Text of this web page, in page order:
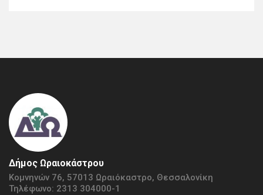
Δήμος Ωραιοκάστρου
Κομνηνών 76, 57013 Ωραιόκαστρο, Θεσσαλονίκη
Τηλέφωνο: 2313 304000-1